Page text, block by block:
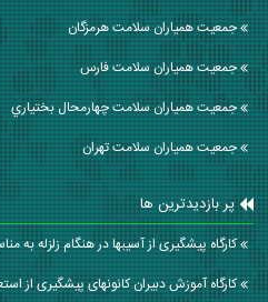
جمعیت همیاران سلامت هرمزگان
جمعیت همیاران سلامت فارس
جمعیت همیاران سلامت چهارمحال بختياري
جمعیت همیاران سلامت تهران
پر بازدیدترین ها
کارگاه پیشگیری از آسیبها در هنگام زلزله به
کارگاه آموزش دبیران کانونهای پیشگیری از